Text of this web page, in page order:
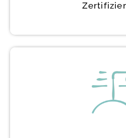
In deinem einstündigen
besprechen wir deine